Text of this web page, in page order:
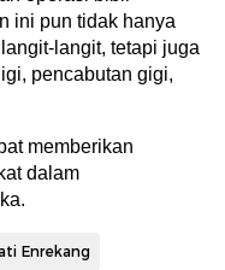
ini pun tidak hanya
langit, tetapi juga
pencabutan gigi,
memberikan
dalam
Enrekang